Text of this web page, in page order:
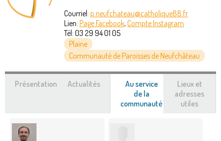
êtes
Courriel: p.neufchateau@catholique88.fr
Lien: Page Facebook, Compte Instagram
Tél: 03 29 94 01 05
Plaine
Communauté de Paroisses de Neufchâteau
Présentation Actualités
Au service
de la
communauté (onglet
Lieux et
adresses
utiles